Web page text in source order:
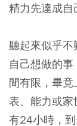
精力先達成自
聽起來似乎不
自己想做的
間有限，畢
表、能力或家
有24小時，到